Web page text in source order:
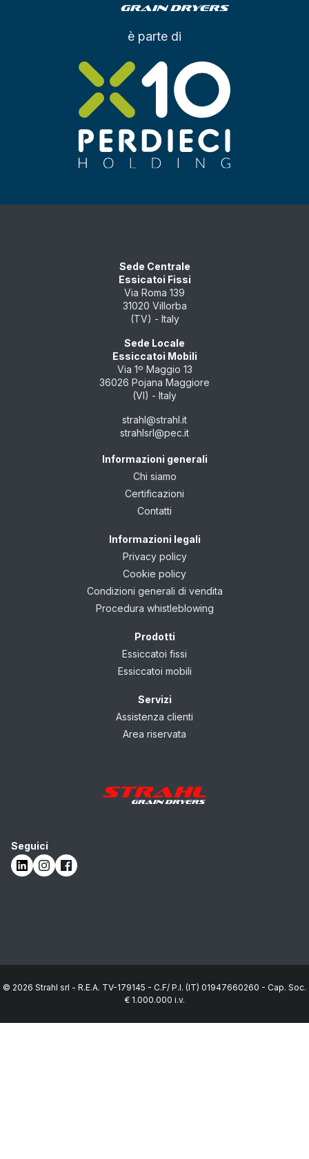
è parte di
Sede Centrale
Essicatoi Fissi
Via Roma 139
31020 Villorba
(TV) - Italy
Sede Locale
Essiccatoi Mobili
Via 1º Maggio 13
36026 Pojana Maggiore
(VI) - Italy
strahl@strahl.it
strahlsrl@pec.it
Informazioni generali
Chi siamo
Certificazioni
Contatti
Informazioni legali
Privacy policy
Cookie policy
Condizioni generali di vendita
Procedura whistleblowing
Prodotti
Essiccatoi fissi
Essiccatoi mobili
Servizi
Assistenza clienti
Area riservata
Seguici
© 2026 Strahl srl - R.E.A. TV-179145 - C.F/ P.I. (IT) 01947660260 - Cap. Soc.
€ 1.000.000 i.v.